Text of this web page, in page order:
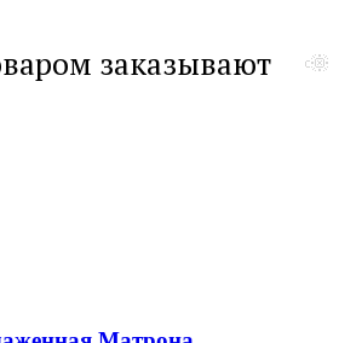
заказывают